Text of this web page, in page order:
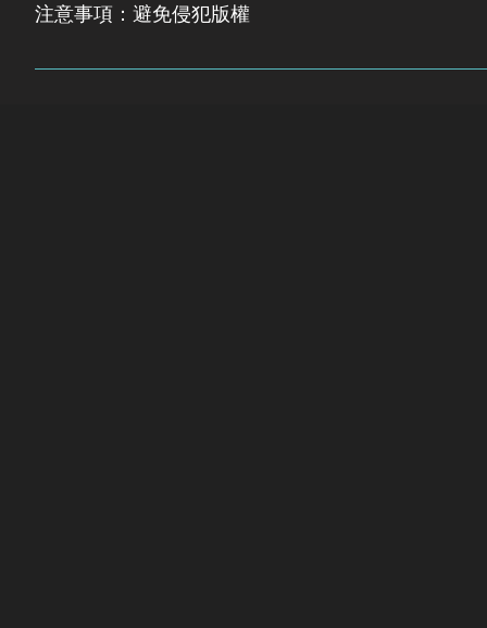
注意事項：避免侵犯版權
你們製作的短片將會被放上YouTube和其他社交平台讓市